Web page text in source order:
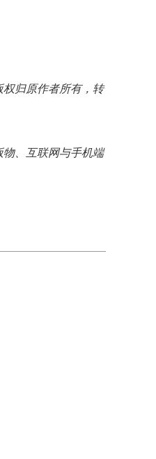
归原作者所有，转
、互联网与手机端